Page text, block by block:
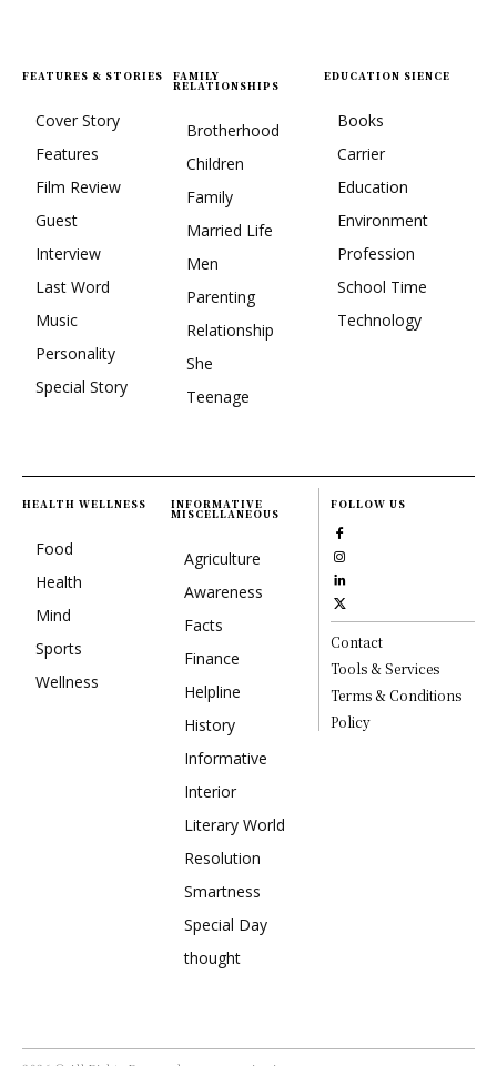
FEATURES & STORIES
Cover Story
Features
Film Review
Guest
Interview
Last Word
Music
Personality
Special Story
FAMILY
RELATIONSHIPS
Brotherhood
Children
Family
Married Life
Men
Parenting
Relationship
She
Teenage
EDUCATION SIENCE
Books
Carrier
Education
Environment
Profession
School Time
Technology
HEALTH WELLNESS
Food
Health
Mind
Sports
Wellness
INFORMATIVE
MISCELLANEOUS
Agriculture
Awareness
Facts
Finance
Helpline
History
Informative
Interior
Literary World
Resolution
Smartness
Special Day
thought
FOLLOW US
Contact
Tools & Services
Terms & Conditions
Policy